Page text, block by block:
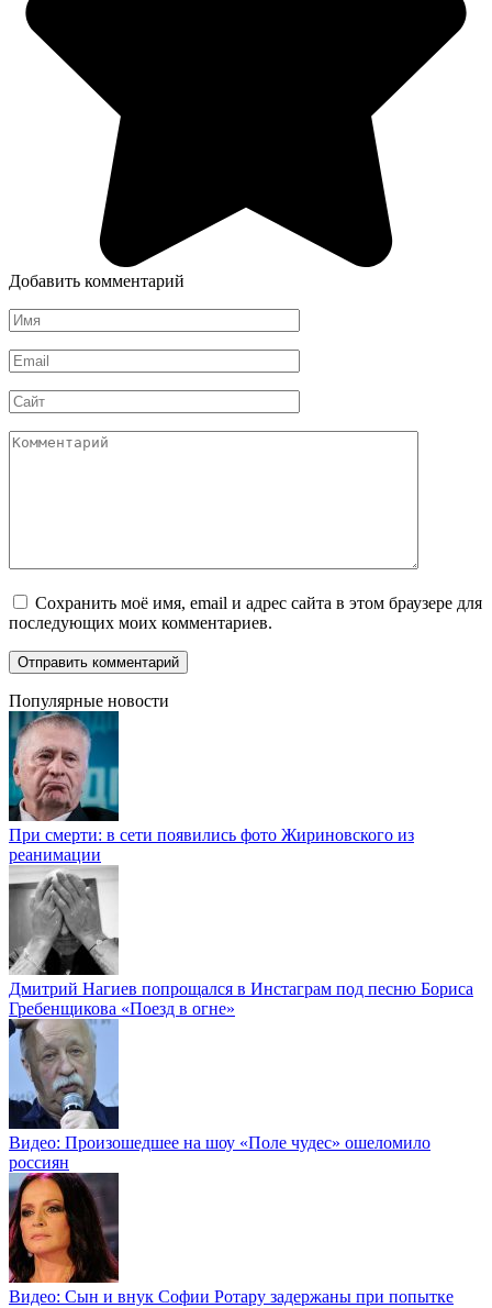
Добавить комментарий
Имя
*
Email
*
Сайт
Комментарий
Сохранить моё имя, email и адрес сайта в этом браузере для
последующих моих комментариев.
Популярные новости
При смерти: в сети появились фото Жириновского из
реанимации
Дмитрий Нагиев попрощался в Инстаграм под песню Бориса
Гребенщикова «Поезд в огне»
Видео: Произошедшее на шоу «Поле чудес» ошеломило
россиян
Видео: Сын и внук Софии Ротару задержаны при попытке